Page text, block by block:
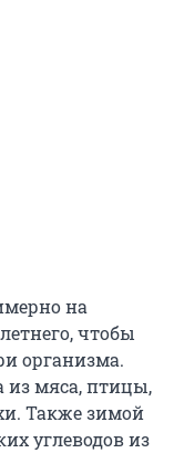
на
чтобы
организма.
из мяса, птицы,
Также зимой
углеводов из